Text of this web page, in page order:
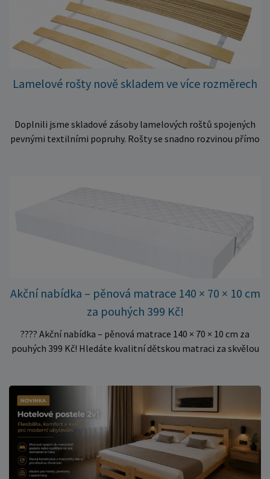
Lamelové rošty nově skladem ve více rozměrech
Doplnili jsme skladové zásoby lamelových roštů spojených
pevnými textilními popruhy. Rošty se snadno rozvinou přímo
množství kusů, proto můžeme objednávky rychle expedovat.
Vyberte si vhodný rozměr a dopřejte své matraci kvalitní
podklad za výhodnou cenu.
Akční nabídka – pěnová matrace 140 × 70 × 10 cm
za pouhých 399 Kč!
???? Akční nabídka – pěnová matrace 140 × 70 × 10 cm za
pouhých 399 Kč! Hledáte kvalitní dětskou matraci za skvělou
✅ Pohodlné pěnové jádro pro komfortní spánek dítěte ✅
Skvělá volba do dětských postýlek ✅ Výjimečně výhodná cena
– jen 399 Kč Využijte této mimořádné nabídky a pořiďte
kvalitní matraci za cenu, která patří k nejvýhodnějším na
trhu. Akce platí pouze do vyprodání zásob. Nakupujte chytře a
ušetřete!